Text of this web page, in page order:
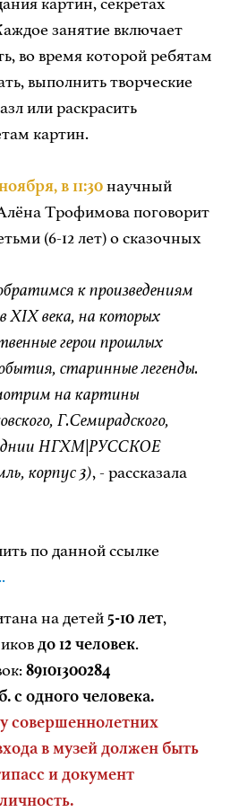
занятие включает
во время которой ребятам
выполнить творческие
или раскрасить
картин.
в 11:30научный
Трофимова поговорит
(6-12 лет) о сказочных
к произведениям
XIX века, на которых
герои прошлых
старинные легенды.
на картины
Г.Семирадского,
НГХМ|РУССКОЕ
корпус 3), - рассказала
по данной ссылке
на детей 5-10 лет,
до 12 человек.
89101300284
с одного человека.
совершеннолетних
в музей должен быть
и документ